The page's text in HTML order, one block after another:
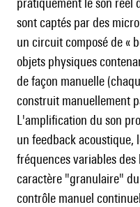
sont captés par des
un circuit composé de «
objets physiques
de façon manuelle
construit manuellement
L'amplification du son
un feedback acoustique,
fréquences variables
caractère "granulaire"
contrôle manuel